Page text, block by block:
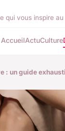
qui vous inspire au
AccueilActuCulture
un guide